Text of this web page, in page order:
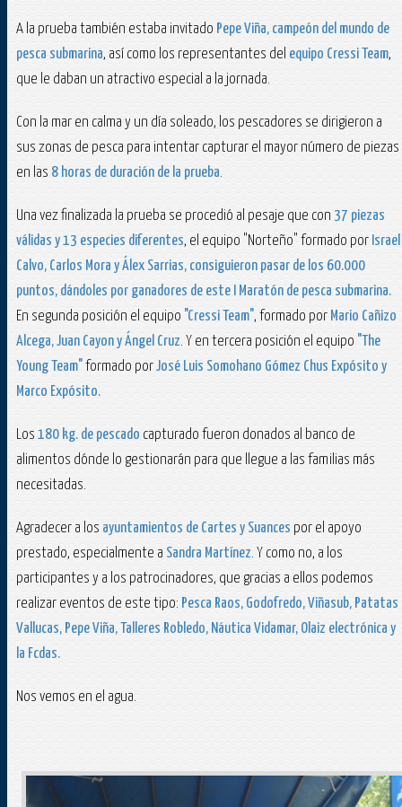
A la prueba también estaba invitado Pepe Viña, campeón del mundo de
pesca submarina, así como los representantes del equipo Cressi Team,
que le daban un atractivo especial a la jornada.
Con la mar en calma y un día soleado, los pescadores se dirigieron a
sus zonas de pesca para intentar capturar el mayor número de piezas
en las 8 horas de duración de la prueba.
Una vez finalizada la prueba se procedió al pesaje que con 37 piezas
válidas y 13 especies diferentes, el equipo "Norteño" formado por Israel
Calvo, Carlos Mora y Álex Sarrias, consiguieron pasar de los 60.000
puntos, dándoles por ganadores de este I Maratón de pesca submarina.
En segunda posición el equipo "Cressi Team", formado por Mario Cañizo
Alcega, Juan Cayon y Ángel Cruz. Y en tercera posición el equipo "The
Young Team"formado porJosé Luis Somohano Gómez Chus Expósito y
Marco Expósito.
Los 180 kg. de pescado capturado fueron donados al banco de
alimentos dónde lo gestionarán para que llegue a las familias más
necesitadas.
Agradecer a los ayuntamientos de Cartes y Suances por el apoyo
prestado, especialmente a Sandra Martínez. Y como no, a los
participantes y a los patrocinadores, que gracias a ellos podemos
realizar eventos de este tipo: Pesca Raos, Godofredo, Viñasub, Patatas
Vallucas, Pepe Viña, Talleres Robledo, Náutica Vidamar, Olaiz electrónica y
la Fcdas.
Nos vemos en el agua.